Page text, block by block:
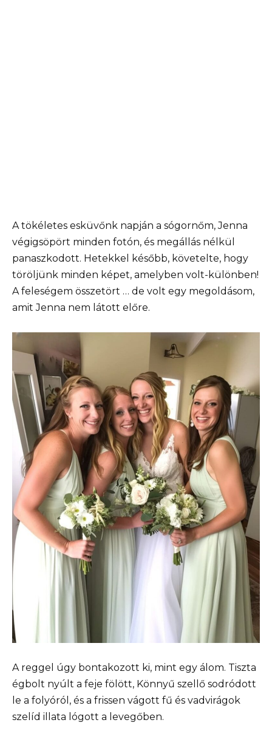
A tökéletes esküvőnk napján a sógornőm, Jenna
végigsöpört minden fotón, és megállás nélkül
panaszkodott. Hetekkel később, követelte, hogy
töröljünk minden képet, amelyben volt-különben!
A feleségem összetört … de volt egy megoldásom,
amit Jenna nem látott előre.
A reggel úgy bontakozott ki, mint egy álom. Tiszta
égbolt nyúlt a feje fölött, Könnyű szellő sodródott
le a folyóról, és a frissen vágott fű és vadvirágok
szelíd illata lógott a levegőben.